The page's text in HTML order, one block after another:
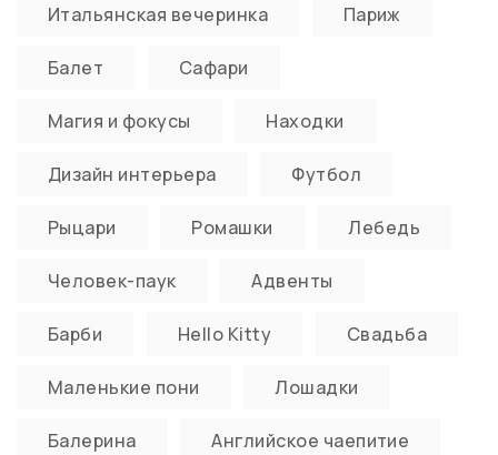
Итальянская вечеринка Париж
Балет Сафари
Магия и фокусы Находки
Дизайн интерьера Футбол
Рыцари Ромашки Лебедь
Человек-паук Адвенты
Барби Hello Kitty Свадьба
Маленькие пони Лошадки
Балерина Английское чаепитие